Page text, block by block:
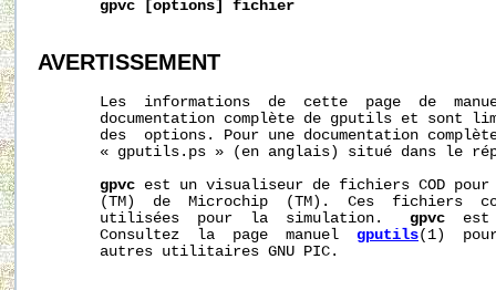
gpvc [options] fichier
AVERTISSEMENT
Les  informations  de  cette  page  de
documentation complète de gputils et sont
des  options. Pour une documentation
« gputils.ps » (en anglais) situé dans le
gpvc est un visualiseur de fichiers COD
(TM)  de  Microchip  (TM).  Ces  fichiers
       utilisées  pour  la  simulation.
gpvc
est
       Consultez  la  page  manuel
gputils(1)
       autres utilitaires GNU PIC.